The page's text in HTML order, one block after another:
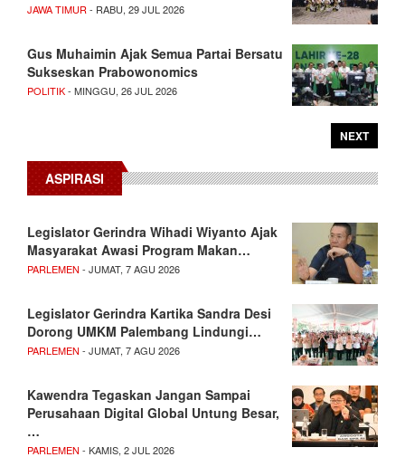
JAWA TIMUR - RABU, 29 JUL 2026
Gus Muhaimin Ajak Semua Partai Bersatu
Sukseskan Prabowonomics
POLITIK- MINGGU, 26 JUL 2026
NEXT
ASPIRASI
Legislator Gerindra Wihadi Wiyanto Ajak
Masyarakat Awasi Program Makan…
PARLEMEN - JUMAT, 7 AGU 2026
Legislator Gerindra Kartika Sandra Desi
Dorong UMKM Palembang Lindungi…
PARLEMEN - JUMAT, 7 AGU 2026
Kawendra Tegaskan Jangan Sampai
Perusahaan Digital Global Untung Besar,
…
PARLEMEN - KAMIS, 2 JUL 2026